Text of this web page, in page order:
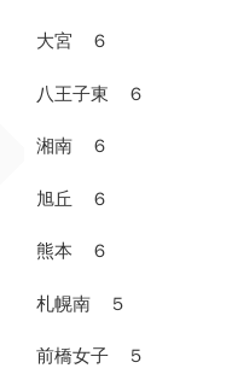
大宮 ６
八王子東 ６
湘南 ６
旭丘 ６
熊本 ６
札幌南 ５
前橋女子 ５